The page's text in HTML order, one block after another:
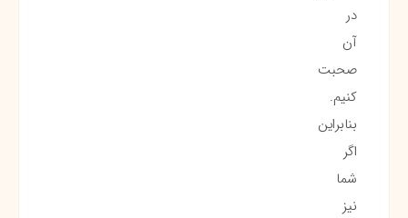
در
آن
صحبت
کنیم.
بنابراین
اگر
شما
نیز